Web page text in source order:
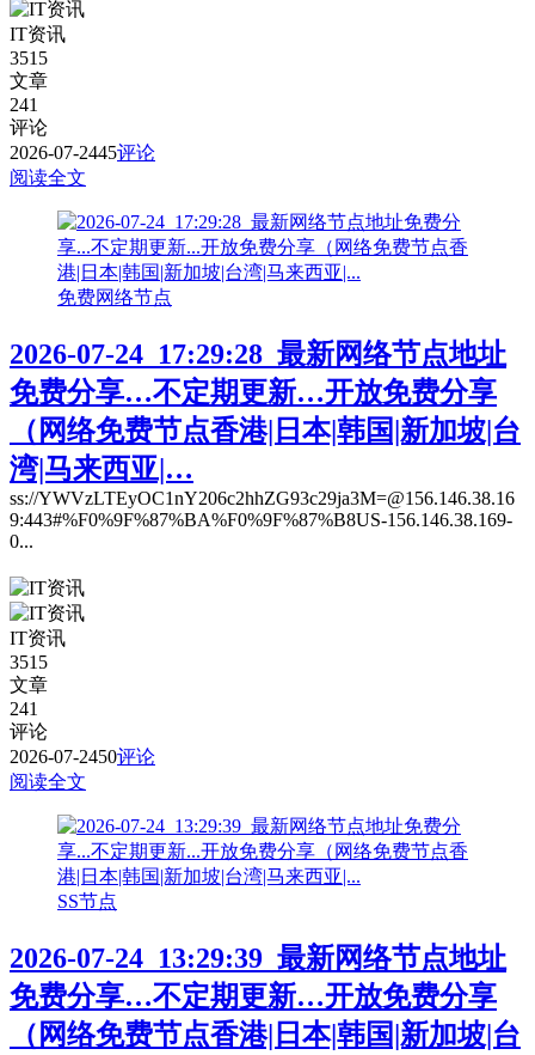
IT资讯
3515
文章
241
评论
2026-07-2445评论
阅读全文
免费网络节点
2026-07-24_17:29:28_最新网络节点地址
免费分享…不定期更新…开放免费分享
（网络免费节点香港|日本|韩国|新加坡|台
湾|马来西亚|…
ss://YWVzLTEyOC1nY206c2hhZG93c29ja3M=@156.146.38.16
9:443#%F0%9F%87%BA%F0%9F%87%B8US-156.146.38.169-
0...
IT资讯
3515
文章
241
评论
2026-07-2450评论
阅读全文
SS节点
2026-07-24_13:29:39_最新网络节点地址
免费分享…不定期更新…开放免费分享
（网络免费节点香港|日本|韩国|新加坡|台